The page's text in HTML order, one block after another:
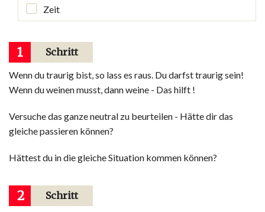
Zeit
1 Schritt
Wenn du traurig bist, so lass es raus. Du darfst traurig sein!
Wenn du weinen musst, dann weine - Das hilft !
Versuche das ganze neutral zu beurteilen - Hätte dir das
gleiche passieren können?
Hättest du in die gleiche Situation kommen können?
2 Schritt